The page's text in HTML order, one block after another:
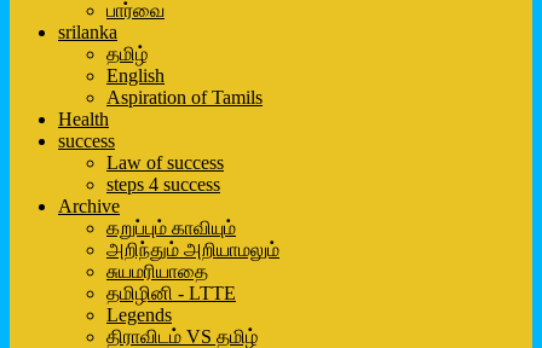
பார்வை
srilanka
தமிழ்
English
Aspiration of Tamils
Health
success
Law of success
steps 4 success
Archive
கறுப்பும் காவியும்
அறிந்தும் அறியாமலும்
சுயமரியாதை
தமிழினி - LTTE
Legends
திராவிடம் VS தமிழ்